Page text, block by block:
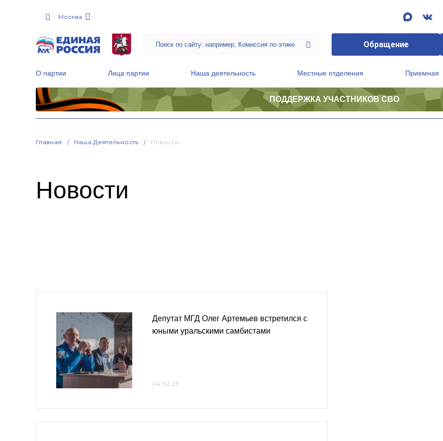
Москва
Обращение
О партии Лица партии Наша деятельность Местные отделения Приемная
ПОДДЕРЖКА УЧАСТНИКОВ СВО
Главная Наша Деятельность Новости
Новости
Депутат МГД Олег Артемьев встретился с
юными уральскими самбистами
04.02.23